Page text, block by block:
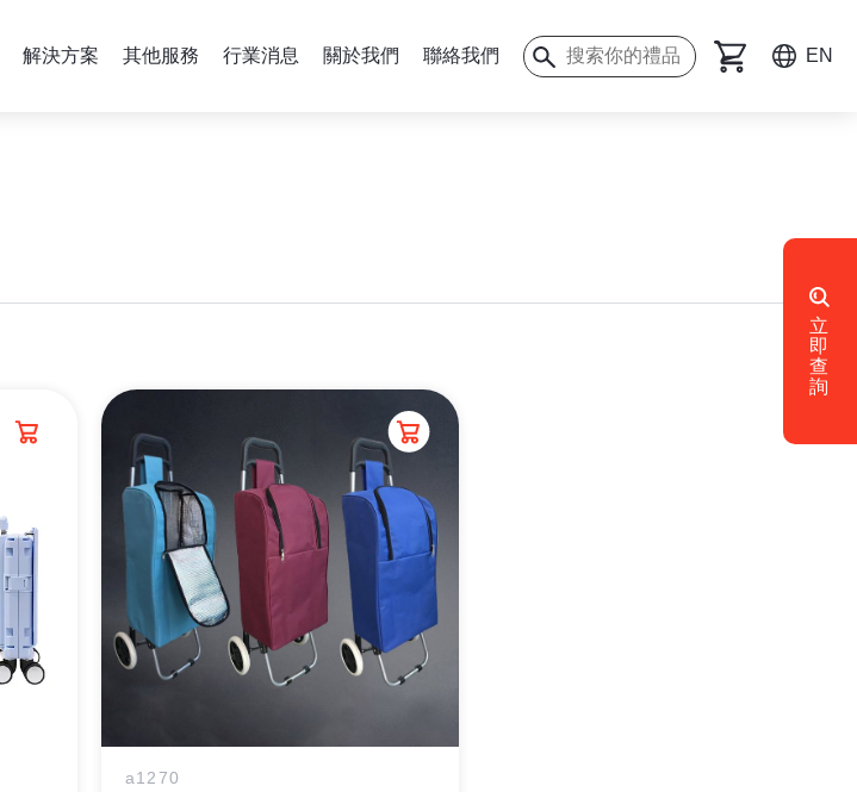
解決方案 其他服務 行業消息 關於我們 聯絡我們 EN
a1270
立
即
查
詢